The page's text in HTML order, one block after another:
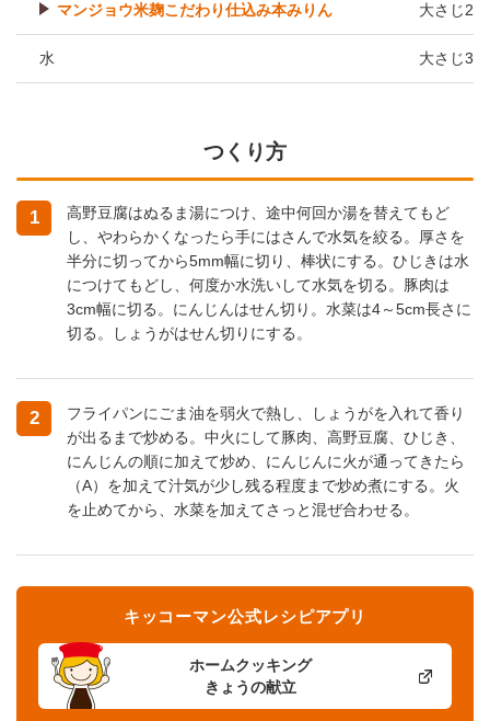
マンジョウ米麹こだわり仕込み本みりん 大さじ2
水 大さじ3
つくり方
1
高野豆腐はぬるま湯につけ、途中何回か湯を替えてもど
し、やわらかくなったら手にはさんで水気を絞る。厚さを
半分に切ってから5mm幅に切り、棒状にする。ひじきは水
につけてもどし、何度か水洗いして水気を切る。豚肉は
3cm幅に切る。にんじんはせん切り。水菜は4～5cm長さに
切る。しょうがはせん切りにする。
2
フライパンにごま油を弱火で熱し、しょうがを入れて香り
が出るまで炒める。中火にして豚肉、高野豆腐、ひじき、
にんじんの順に加えて炒め、にんじんに火が通ってきたら
（A）を加えて汁気が少し残る程度まで炒め煮にする。火
を止めてから、水菜を加えてさっと混ぜ合わせる。
ホームクッキング
きょうの献立
キッコーマン公式レシピアプリ